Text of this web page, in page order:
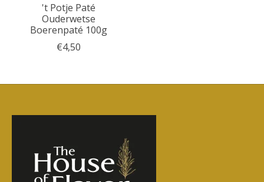
't Potje Paté
Ouderwetse
Boerenpaté 100g
€4,50